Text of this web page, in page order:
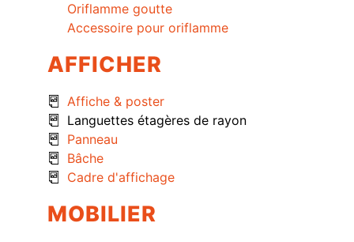
Oriflamme goutte
Accessoire pour oriflamme
AFFICHER
Affiche & poster
Languettes étagères de rayon
Panneau
Bâche
Cadre d'affichage
MOBILIER